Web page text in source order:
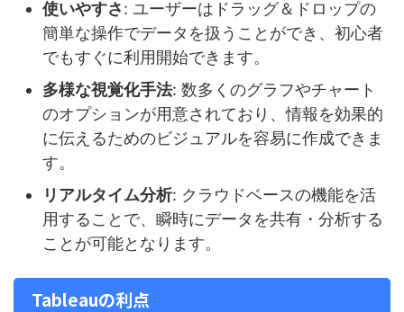
使いやすさ: ユーザーはドラッグ＆ドロップの
簡単な操作でデータを扱うことができ、初心者
でもすぐに利用開始できます。
多様な視覚化手法: 数多くのグラフやチャート
のオプションが用意されており、情報を効果的
に伝えるためのビジュアルを容易に作成できま
す。
リアルタイム分析: クラウドベースの機能を活
用することで、瞬時にデータを共有・分析する
ことが可能となります。
Tableauの利点